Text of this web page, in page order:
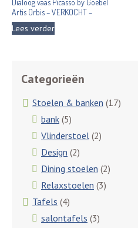
Dialoog vaas Picasso by Goebel
Artis Orbis – VERKOCHT –
Lees verder
Categorieën
Stoelen & banken (17)
bank (5)
Vlinderstoel (2)
Design (2)
Dining stoelen (2)
Relaxstoelen (3)
Tafels (4)
salontafels (3)